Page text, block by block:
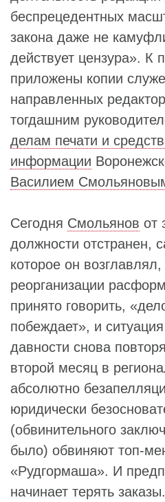
беспрецедентных
закона даже не
действует цензура». К
приложены копии
направленных
тогдашним
делам печати и
информации
Василием
Сегодня Смольянов от
должности отстранен,
которое он
реорганизации
принято говорить,
побеждает», и
давности снова
второй месяц в
абсолютно
юридически
(обвинительного
было) обвиняют топ-
«Рудгормаша». И
начинает терять заказы.